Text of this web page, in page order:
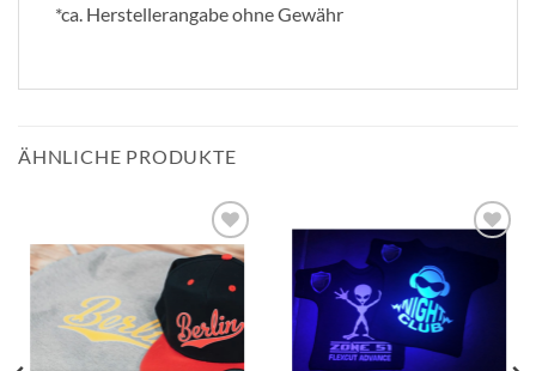
*ca. Herstellerangabe ohne Gewähr
ÄHNLICHE PRODUKTE
zur
Wunschliste
hinzufügen
Wunschliste
hinzufügen